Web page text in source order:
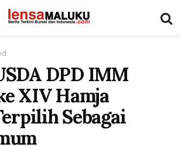
DPD IMM
XIV Hamja
Sebagai